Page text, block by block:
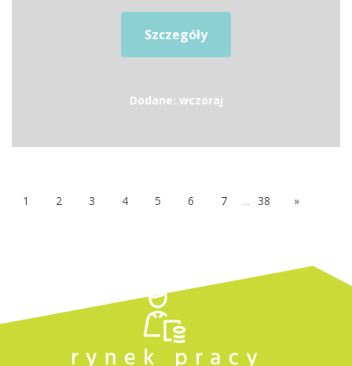
Szczegóły
Dodane: wczoraj
1 2 3 4 5 6 7 ... 38 »